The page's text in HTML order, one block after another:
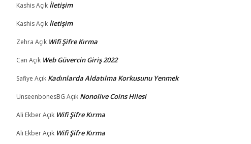
KashisAçık İletişim
KashisAçık İletişim
Zehra Açık Wifi Şifre Kırma
Can Açık Web Güvercin Giriş 2022
Safiye Açık Kadınlarda Aldatılma Korkusunu Yenmek
UnseenbonesBG Açık Nonolive Coins Hilesi
Ali EkberAçık Wifi Şifre Kırma
Ali EkberAçık Wifi Şifre Kırma